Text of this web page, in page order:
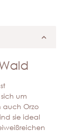
um
auch Orzo
sie ideal